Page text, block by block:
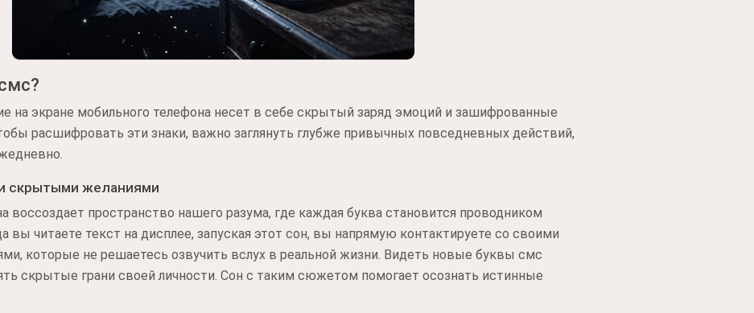
на экране мобильного телефона несет в себе скрытый заряд эмоций и зашифрованные
расшифровать эти знаки, важно заглянуть глубже привычных повседневных действий,
скрытыми желаниями
воссоздает пространство нашего разума, где каждая буква становится проводником
вы читаете текст на дисплее, запуская этот сон, вы напрямую контактируете со своими
которые не решаетесь озвучить вслух в реальной жизни. Видеть новые буквы смс
скрытые грани своей личности. Сон с таким сюжетом помогает осознать истинные